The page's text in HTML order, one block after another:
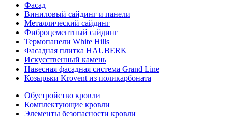
Фасад
Виниловый сайдинг и панели
Металлический сайдинг
Фиброцементный сайдинг
Термопанели White Hills
Фасадная плитка HAUBERK
Искусственный камень
Навесная фасадная система Grand Line
Козырьки Krovent из поликарбоната
Обустройство кровли
Комплектующие кровли
Элементы безопасности кровли